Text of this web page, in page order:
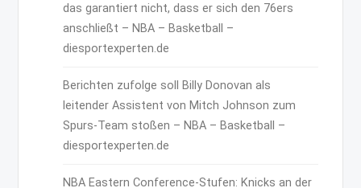
das garantiert nicht, dass er sich den 76ers
anschließt – NBA – Basketball –
diesportexperten.de
Berichten zufolge soll Billy Donovan als
leitender Assistent von Mitch Johnson zum
Spurs-Team stoßen – NBA – Basketball –
diesportexperten.de
NBA Eastern Conference-Stufen: Knicks an der